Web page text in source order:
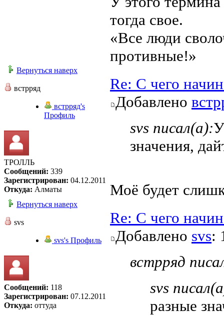
тогда свое.
«Все люди
противные!»
Вернуться наверх
встрряд
встрряд's
Профиль
ТРОЛЛЬ
Сообщений: 339
Зарегистрирован: 04.12.2011
Откуда: Алматы
Re: С чего
Добавлено
svs писал(а):
значения,
Моё будет
Вернуться наверх
svs
svs's Профиль
Сообщений: 118
Зарегистрирован: 07.12.2011
Откуда: оттуда
Re: С чего
Добавлено svs:
встрряд
svs
разные